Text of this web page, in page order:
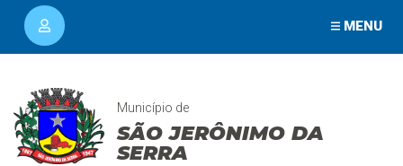
MENU
Município de
SÃO JERÔNIMO DA
SERRA